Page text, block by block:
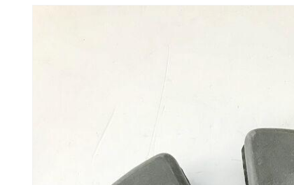
Passa alle